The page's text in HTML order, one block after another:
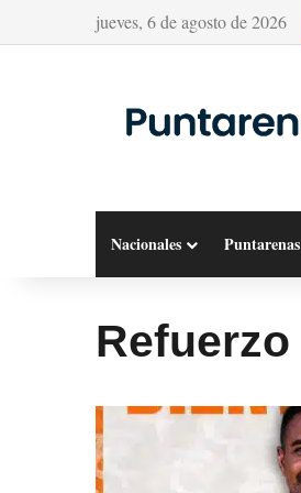
jueves, 6 de agosto de 2026
Nacionales Puntarenas
Refuerzo